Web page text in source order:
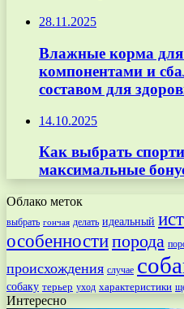
28.11.2025
Влажные корма
компонентами и
составом для
14.10.2025
Как выбрать
максимальные
Облако меток
выбрать гончая делать идеальный
особенностипорода
происхождения случае
собаку терьер уход характеристики
Интересно